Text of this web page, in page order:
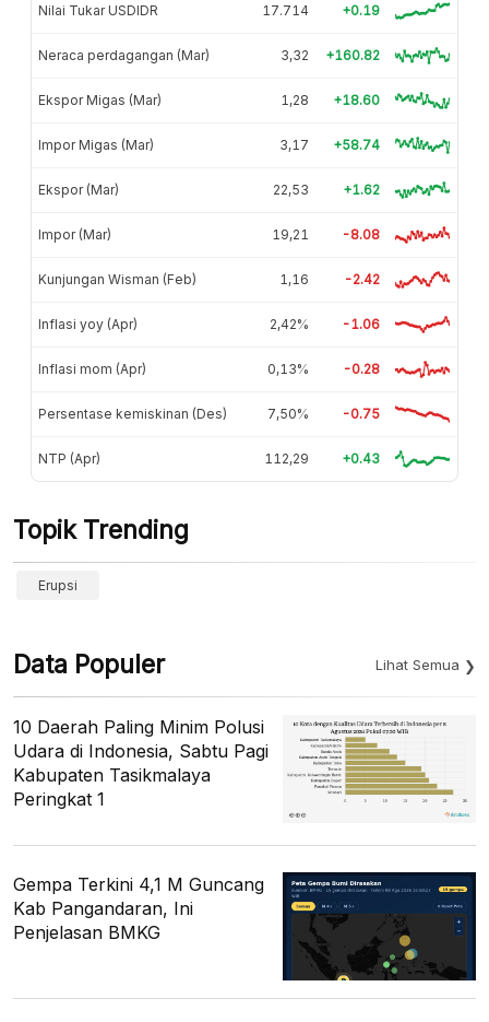
Nilai Tukar USDIDR 17.714 +0.19
Neraca perdagangan (Mar) 3,32 +160.82
Ekspor Migas (Mar) 1,28 +18.60
Impor Migas (Mar) 3,17 +58.74
Ekspor (Mar) 22,53 +1.62
Impor (Mar) 19,21 -8.08
Kunjungan Wisman (Feb) 1,16 -2.42
Inflasi yoy (Apr) 2,42% -1.06
Inflasi mom (Apr) 0,13% -0.28
Persentase kemiskinan (Des) 7,50% -0.75
NTP (Apr) 112,29 +0.43
Topik Trending
Erupsi
Data Populer Lihat Semua
10 Daerah Paling Minim Polusi
Udara di Indonesia, Sabtu Pagi
Kabupaten Tasikmalaya
Peringkat 1
Gempa Terkini 4,1 M Guncang
Kab Pangandaran, Ini
Penjelasan BMKG